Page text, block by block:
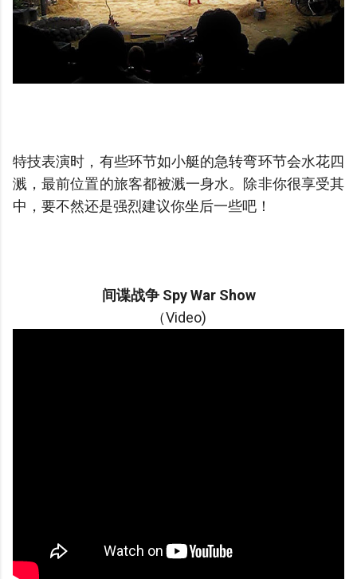
特技表演时，有些环节如小艇的急转弯环节会水花四
溅，最前位置的旅客都被溅一身水。除非你很享受其
中，要不然还是强烈建议你坐后一些吧！
间谍战争 Spy War Show
（Video)